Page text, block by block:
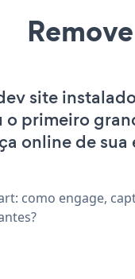
site
primeiro
online de sua
como engage,